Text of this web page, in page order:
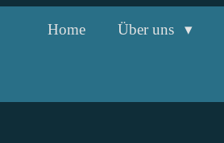
Home Über uns